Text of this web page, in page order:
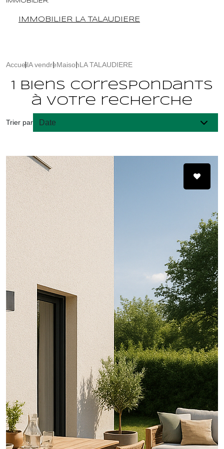
IMMOBILIER LA TALAUDIERE
AccueilA vendreMaisonLA TALAUDIERE
1 biens correspondants
à votre recherche
Trier par